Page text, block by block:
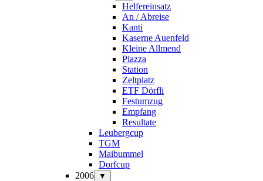
Helfereinsatz
An / Abreise
Kanti
Kaserne Auenfeld
Kleine Allmend
Piazza
Station
Zeltplatz
ETF Dörfli
Festumzug
Empfang
Resultate
Leubergcup
TGM
Maibummel
Dorfcup
2006
▼